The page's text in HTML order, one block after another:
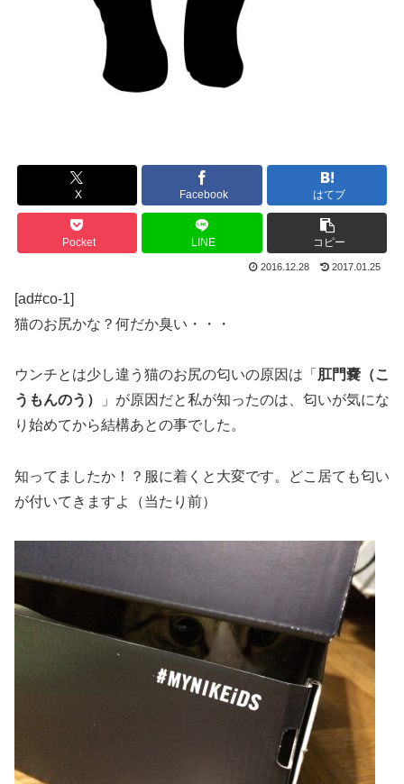
X Facebook はてブ
Pocket LINE コピー
2016.12.28 2017.01.25
[ad#co-1]
猫のお尻かな？何だか臭い・・・
ウンチとは少し違う猫のお尻の匂いの原因は「 肛門嚢（こ
うもんのう）
」が原因だと私が知ったのは、匂いが気にな
り始めてから結構あとの事でした。
知ってましたか！？服に着くと大変です。どこ居ても匂い
が付いてきますよ（当たり前）